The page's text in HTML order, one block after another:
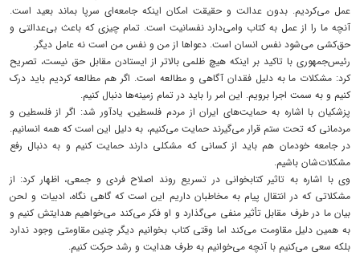
عمل می‌کردیم. بدون عدالت و حقیقت امکان اینکه جامعه‌ای سرپا بماند بعید است.
آنچه ما را از عمل به کتاب وامی‌دارد نفسانیت است. تمام چیزی که باعث بی‌عدالتی و
حق‌کشی می‌شود نفس انسان است. دعواها از من و نفس من است نه عامل دیگر.
رئیس‌جمهوری با تاکید بر اینکه هیچ ظلمی بالاتر از ایستادن مقابل حق نیست، تصریح
کرد: مشکلات ما به دلیل فقدان آگاهی و مطالعه است. اگر هم مطالعه کردیم باید درک
کنیم و به سمت اجرا برویم. این امر را باید در تمام زمینه‌ها دنبال کنیم.
پزشکیان با اشاره به حمایت‌های ایران از مردم فلسطین، یادآور شد: اگر از فلسطین و
مردمانی که تحت ستم قرار می‌گیرند حمایت می‌کنیم، به دلیل این است که همه انسانیم.
در جامعه خودمان هم باید از کسانی که مشکلی دارند حمایت کنیم و به دنبال رفع
مشکلات‌شان باشیم.
وی با اشاره به تاثیر کتابخوانی در تسریع روند اصلاح فردی و جمعی، اظهار کرد: از
مشکلاتی که در انتقال پیام به مخاطبان داریم این است که گاهی نگاه، ادبیات و لحن
بیان ما در طرف مقابل تأثیر منفی می‌گذارد و او فکر می‌کند می‌خواهیم هدایتش کنیم و
به همین دلیل مقاومت می‌کند اما وقتی کتاب بخوانیم دیگر چنین مقاومتی وجود ندارد
بلکه سعی می‌کنیم با آنچه می‌خوانیم به طرف هدایت و رشد حرکت کنیم.